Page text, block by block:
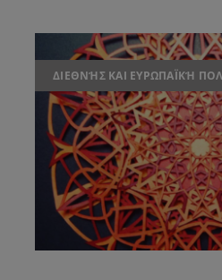
ΔΙΕΘΝΉΣ ΚΑΙ ΕΥΡΩΠΑΪΚΉ